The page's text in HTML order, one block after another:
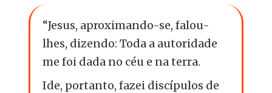
“Jesus, aproximando-se, falou-
lhes, dizendo: Toda a autoridade
me foi dada no céu e na terra.
Ide, portanto, fazei discípulos de